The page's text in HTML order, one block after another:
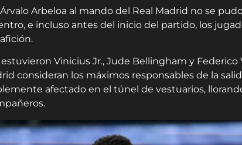
Arbeloa al mando del Real Madrid no se
e incluso antes del inicio del partido, los
Vinicius Jr., Jude Bellingham y Federico
consideran los máximos responsables de la
afectado en el túnel de vestuarios,